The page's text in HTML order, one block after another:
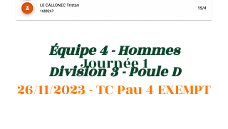
Équipe 4 - Hommes
Division 3 - Poule D
Journée 1
26/11/2023 - TC Pau 4 EXEMPT